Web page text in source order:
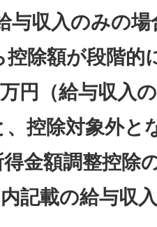
与収入のみの
除額が段階的
円（給与収入
、控除対象外と
得金額調整控
記載の給与収